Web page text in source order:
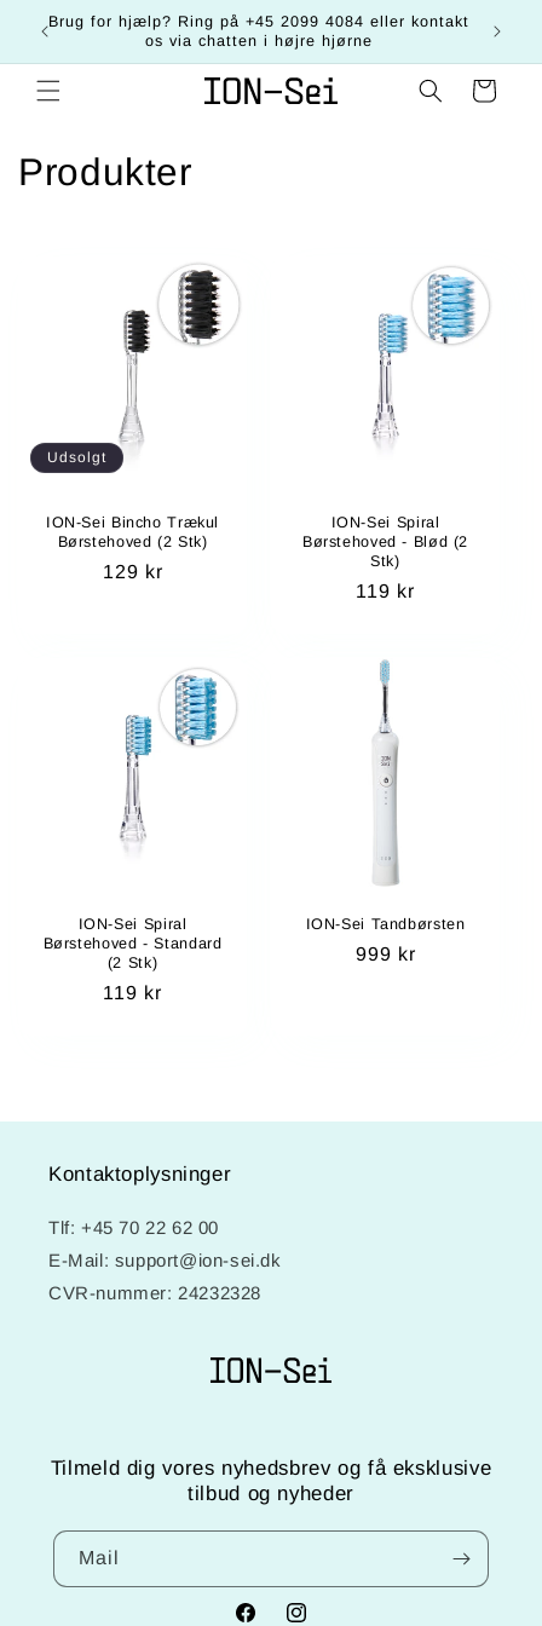
Gå til
indhold
Brug for hjælp? Ring på +45 2099 4084 eller kontakt
os via chatten i højre hjørne
Indkøbskurv
K
Produkter
Udsolgt
ION-Sei Bincho Trækul
Børstehoved (2 Stk)
Normalpris
129 kr
ION-Sei Spiral
Børstehoved - Blød (2
Stk)
Normalpris
119 kr
ION-Sei Spiral
Børstehoved - Standard
(2 Stk)
Normalpris
119 kr
ION-Sei Tandbørsten
Normalpris
999 kr
Kontaktoplysninger
Tlf: +45 70 22 62 00
E-Mail: support@ion-sei.dk
CVR-nummer: 24232328
Tilmeld dig vores nyhedsbrev og få eksklusive
tilbud og nyheder
Mail